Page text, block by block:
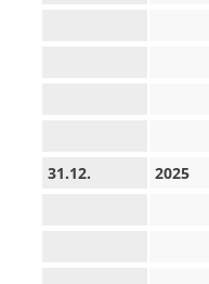
31.12. 2025